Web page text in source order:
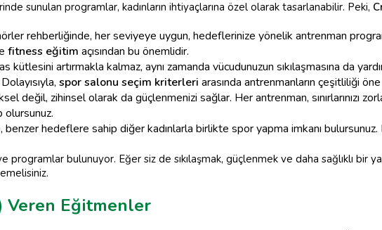
sunulan programlar, kadınların ihtiyaçlarına özel olarak tasarlanabilir. Peki,
rehberliğinde, her seviyeye uygun, hedeflerinize yönelik antrenman
fitness eğitim açısından bu önemlidir.
kütlesini artırmakla kalmaz, aynı zamanda vücudunuzun sıkılaşmasına da
spor salonu seçim kriterleri arasında antrenmanların çeşitliliği öne
değil, zihinsel olarak da güçlenmenizi sağlar. Her antrenman, sınırlarınızı
olursunuz.
hedeflere sahip diğer kadınlarla birlikte spor yapma imkanı
programlar bulunuyor. Eğer siz de sıkılaşmak, güçlenmek ve daha sağlıklı bir
Veren Eğitmenler